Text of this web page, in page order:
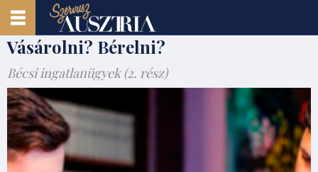
Vásárolni? Bérelni?
Bécsi ingatlanügyek (2. rész)